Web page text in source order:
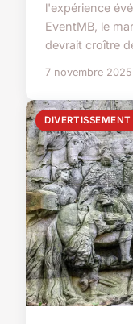
l'expérience
EventMB, le
devrait croître
7 novembre 2025
DIVERTISSEMENT